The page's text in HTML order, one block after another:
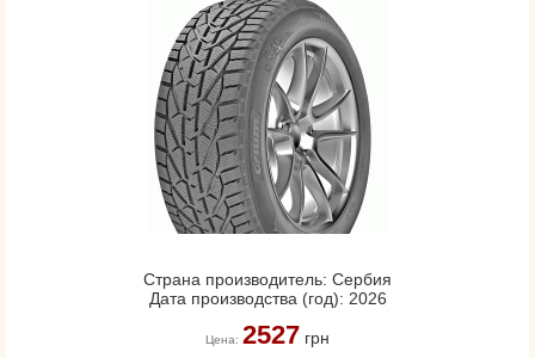
Страна производитель: Сербия
Дата производства (год): 2026
Цена: 2527грн